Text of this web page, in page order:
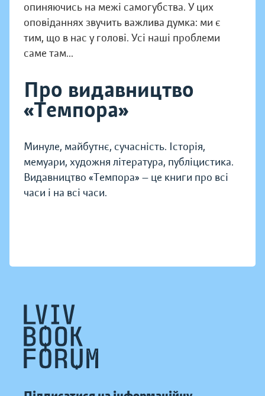
опиняючись на межі самогубства. У цих
оповіданнях звучить важлива думка: ми є
тим, що в нас у голові. Усі наші проблеми
саме там...
Про видавництво
«Темпора»
Минуле, майбутнє, сучасність. Історія,
мемуари, художня література, публіцистика.
Видавництво «Темпора» — це книги про всі
часи і на всі часи.